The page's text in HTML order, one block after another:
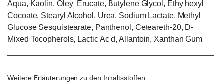
Aqua, Kaolin, Oleyl Erucate, Butylene Glycol, Ethylhexyl
Cocoate, Stearyl Alcohol, Urea, Sodium Lactate, Methyl
Glucose Sesquistearate, Panthenol, Ceteareth-20, D-
Mixed Tocopherols, Lactic Acid, Allantoin, Xanthan Gum
Weitere Erläuterungen zu den Inhaltsstoffen: